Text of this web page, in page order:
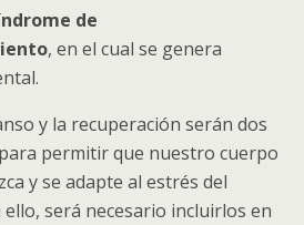
de
, en el cual se genera
y la recuperación serán dos
permitir que nuestro cuerpo
y se adapte al estrés del
será necesario incluirlos en